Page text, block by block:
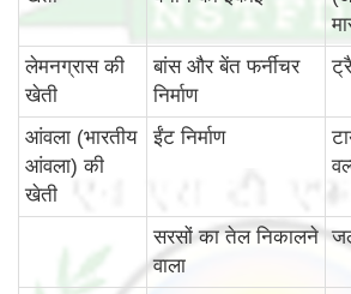
लेमनग्रास की
खेती
बांस और बेंत फर्नीचर
निर्माण
आंवला (भारतीय
आंवला) की
खेती
ईंट निर्माण
सरसों का तेल निकालने
वाला